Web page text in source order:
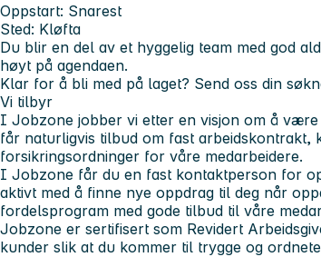
Oppstart: Snarest
Sted: Kløfta
Du blir en del av et hyggelig team med god
høyt på agendaen.
Klar for å bli med på laget? Send oss din
Vi tilbyr
I Jobzone jobber vi etter en visjon om å
får naturligvis tilbud om fast arbeidskontrakt,
forsikringsordninger for våre medarbeidere.
I Jobzone får du en fast kontaktperson for
aktivt med å finne nye oppdrag til deg når
fordelsprogram med gode tilbud til våre
Jobzone er sertifisert som Revidert
kunder slik at du kommer til trygge og